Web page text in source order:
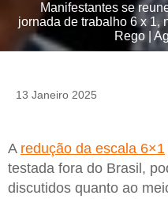
Manifestantes se
jornada de trabalho 6 x 1,
Rego |
13 Janeiro 2025
A redução da escala 6×1
testada fora do Brasil,
discutidos quanto ao